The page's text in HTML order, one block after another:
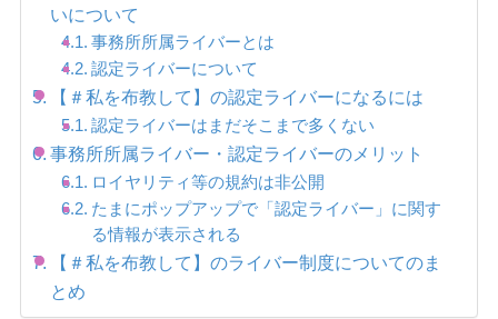
いについて
事務所所属ライバーとは
認定ライバーについて
【＃私を布教して】の認定ライバーになるには
認定ライバーはまだそこまで多くない
事務所所属ライバー・認定ライバーのメリット
ロイヤリティ等の規約は非公開
たまにポップアップで「認定ライバー」に関す
る情報が表示される
【＃私を布教して】のライバー制度についてのま
とめ